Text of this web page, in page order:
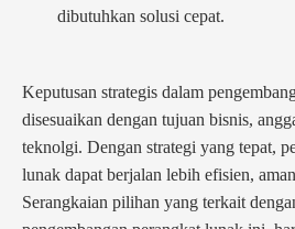
dibutuhkan solusi cepat.
Keputusan strategis dalam
disesuaikan dengan tujuan bisnis,
teknolgi. Dengan strategi yang tepat,
lunak dapat berjalan lebih efisien,
Serangkaian pilihan yang terkait